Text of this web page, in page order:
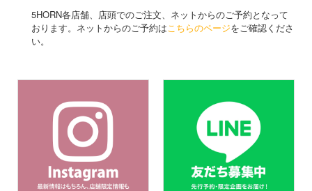
5HORN各店舗、店頭でのご注文、ネットからのご予約となって
おります。ネットからのご予約は こちらのページをご確認くださ
い。